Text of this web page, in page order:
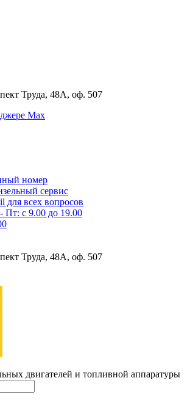
Труда, 48А, оф. 507
Max
номер
сервис
для всех вопросов
Пт: с 9.00 до 19.00
Труда, 48А, оф. 507
двигателей и топливной аппаратуры